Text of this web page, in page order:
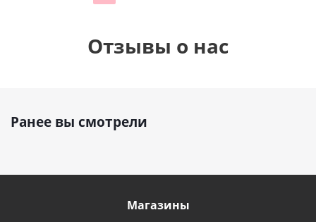
Отзывы о нас
Ранее вы смотрели
Магазины